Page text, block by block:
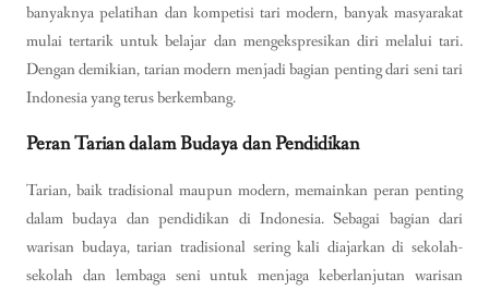
banyaknya pelatihan dan kompetisi tari modern, banyak masyarakat
mulai tertarik untuk belajar dan mengekspresikan diri melalui tari.
Dengan demikian, tarian modern menjadi bagian penting dari seni tari
Indonesia yang terus berkembang.
Peran Tarian dalam Budaya dan Pendidikan
Tarian, baik tradisional maupun modern, memainkan peran penting
dalam budaya dan pendidikan di Indonesia. Sebagai bagian dari
warisan budaya, tarian tradisional sering kali diajarkan di sekolah-
sekolah dan lembaga seni untuk menjaga keberlanjutan warisan